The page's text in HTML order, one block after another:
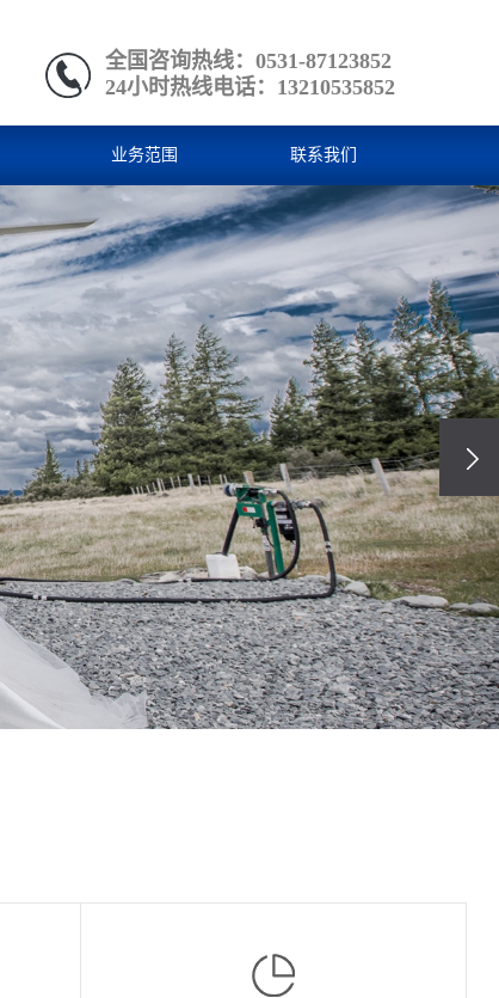
全国咨询热线：0531-87123852
24小时热线电话：13210535852
业务范围 联系我们